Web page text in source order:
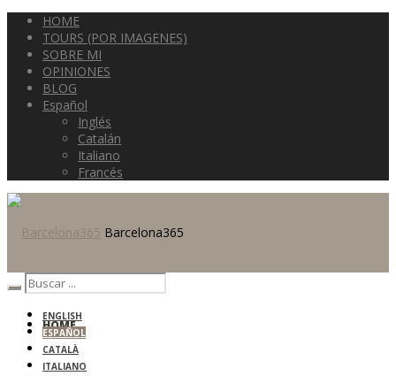
HOME
TOURS (POR IMAGENES)
SOBRE MI
OPINIONES
BLOG
Español
Inglés
Catalán
Italiano
Francés
Barcelona365
HOME
ENGLISH
ESPAÑOL
CATALÀ
ITALIANO